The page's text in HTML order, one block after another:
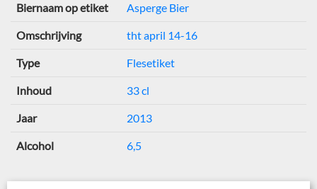
Biernaam op etiket Asperge Bier
Omschrijving tht april 14-16
Type Flesetiket
Inhoud 33 cl
Jaar 2013
Alcohol 6,5